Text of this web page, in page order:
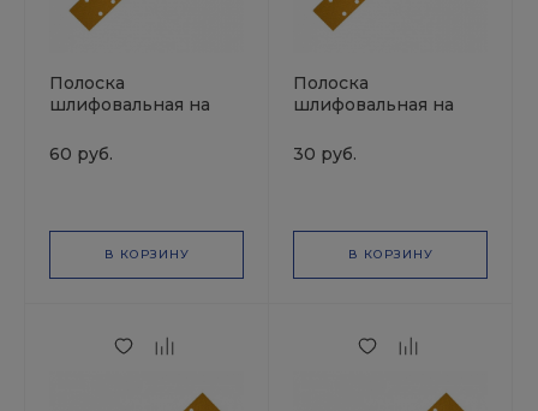
Полоска
шлифовальная на
70x420мм Р80
14отв.MIRKA
60 руб.
В КОРЗИНУ
Полоска
шлифовальная на
70x420мм Р320
14отв.MIRKA
30 руб.
В КОРЗИНУ